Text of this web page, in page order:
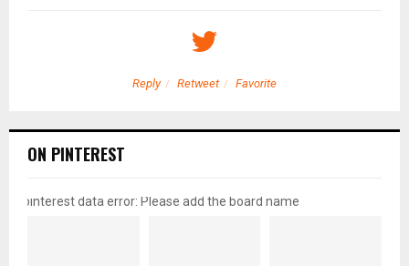
Reply Retweet Favorite
ON PINTEREST
pinterest data error: Please add the board name